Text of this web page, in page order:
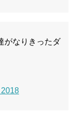
がなりきったダ